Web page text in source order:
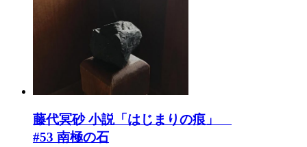
藤代冥砂 小説「はじまりの痕」
#53 南極の石